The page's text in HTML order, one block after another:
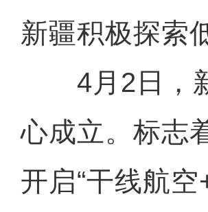
新疆积极探索
4月2日，新
心成立。标志
开启“干线航